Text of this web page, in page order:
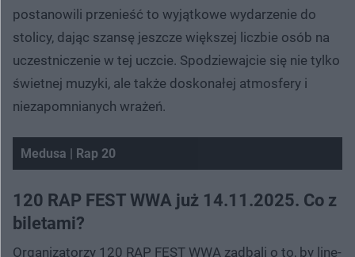
postanowili przenieść to wyjątkowe wydarzenie do
stolicy, dając szansę jeszcze większej liczbie osób na
uczestniczenie w tej uczcie. Spodziewajcie się nie tylko
świetnej muzyki, ale także doskonałej atmosfery i
niezapomnianych wrażeń.
Medusa | Rap 20
Spróbuj ponownie
120 RAP FEST WWA już 14.11.2025. Co z
biletami?
Organizatorzy 120 RAP FEST WWA zadbali o to, by line-